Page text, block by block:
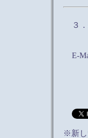
３
E-
※新し